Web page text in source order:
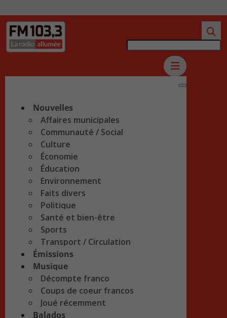
Nouvelles
Affaires municipales
Communauté / Social
Culture
Économie
Éducation
Environnement
Faits divers
Politique
Santé et bien-être
Sports
Transport / Circulation
Émissions
Musique
Décompte franco
Coups de coeur francos
Joué récemment
Balados